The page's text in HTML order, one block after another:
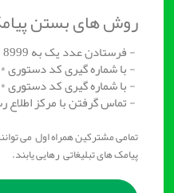
روش های بستن
- فرستادن عدد یک به 8999
- با شماره گیری کد دستوری *8999#
- با شماره گیری کد دستوری *800#
- تماس گرفتن با مرکز اطلاع رسانی
تمامی مشترکین همراه اول می توانند
پیامک های تبلیغاتی رهایی یابند.